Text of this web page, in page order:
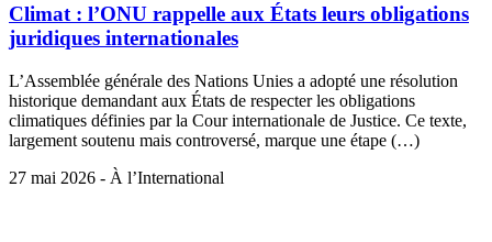
Climat : l’ONU rappelle aux États leurs obligations
juridiques internationales
L’Assemblée générale des Nations Unies a adopté une résolution
historique demandant aux États de respecter les obligations
climatiques définies par la Cour internationale de Justice. Ce texte,
largement soutenu mais controversé, marque une étape (…)
27 mai 2026 - À l’International